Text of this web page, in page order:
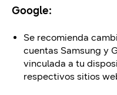
Google:
Se recomienda
cuentas Samsung y
vinculada a tu
respectivos sitios